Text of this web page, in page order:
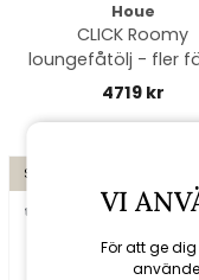
Houe
CLICK Roomy
loungefåtölj - fler
4719 kr
Spara 10%
till 16/8 VI
För att ge